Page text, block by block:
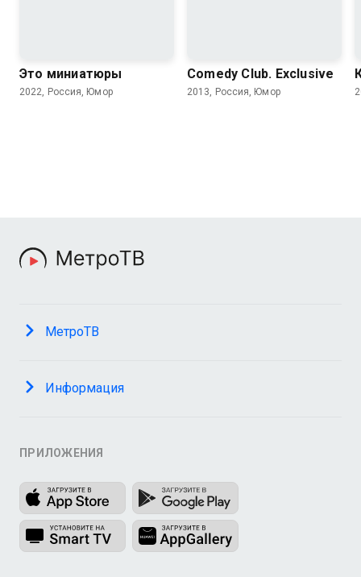
Это миниатюры
2022, Россия, Юмор
Comedy Club. Exclusive
2013, Россия, Юмор
МетроТВ
Информация
ПРИЛОЖЕНИЯ